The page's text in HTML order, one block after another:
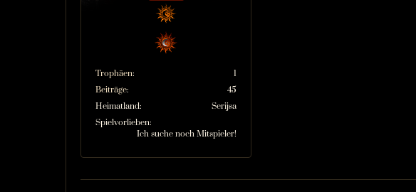
Trophäen
1
Beiträge
45
Heimatland
Serijsa
Spielvorlieben
Ich suche noch Mitspieler!